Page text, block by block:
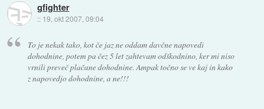
gfighter
:: 19. okt 2007, 09:04
To je nekak tako, kot če jaz ne oddam davčne napovedi
dohodnine, potem pa čez 5 let zahtevam odškodnino, ker mi niso
vrnili preveč plačane dohodnine. Ampak točno se ve kaj in kako
z napovedjo dohodnine, a ne!!!